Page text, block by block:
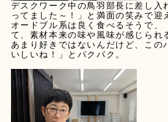
デスクワーク中の鳥羽部長に差し入
ってました～！」と満面の笑みで迎
オードブル系は良く食べるそうで、
て、素材本来の味や風味が感じられ
あまり好きではないんだけど、この
いしいね！」とパクパク。